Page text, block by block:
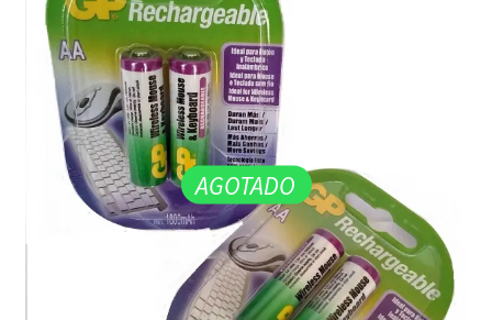
AGOTADO